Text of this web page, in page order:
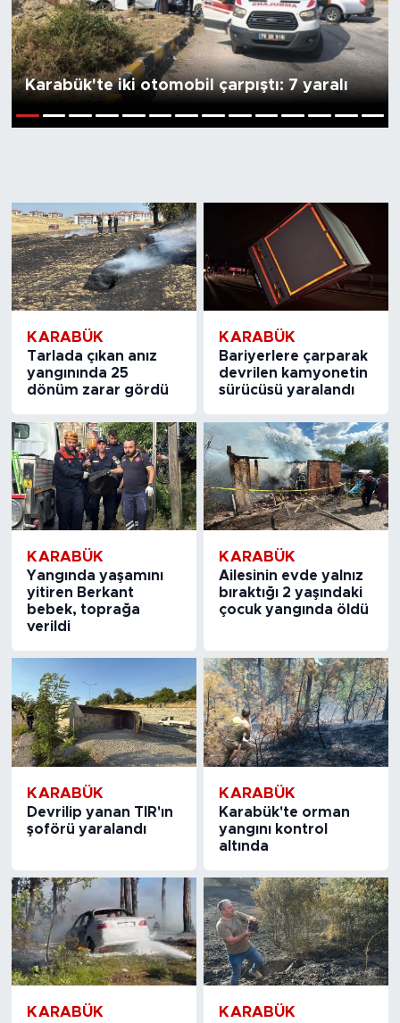
Karabük'te iki otomobil çarpıştı: 7 yaralı
KARABÜK
Tarlada çıkan anız
yangınında 25
dönüm zarar gördü
KARABÜK
Bariyerlere çarparak
devrilen kamyonetin
sürücüsü yaralandı
KARABÜK
Yangında yaşamını
yitiren Berkant
bebek, toprağa
verildi
KARABÜK
Ailesinin evde yalnız
bıraktığı 2 yaşındaki
çocuk yangında öldü
KARABÜK
Devrilip yanan TIR'ın
şoförü yaralandı
KARABÜK
Karabük'te orman
yangını kontrol
altında
KARABÜK KARABÜK